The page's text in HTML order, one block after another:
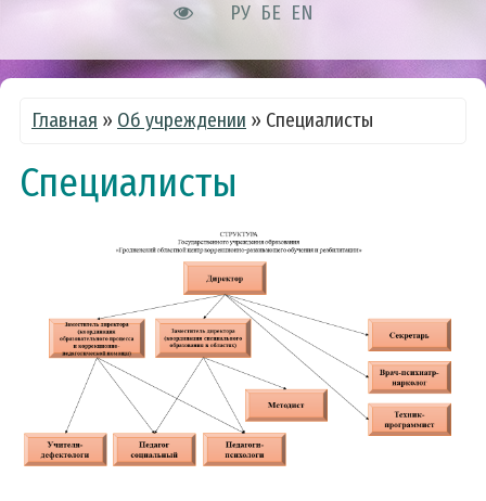
РУ БЕ EN
Главная » Об учреждении » Специалисты
Специалисты